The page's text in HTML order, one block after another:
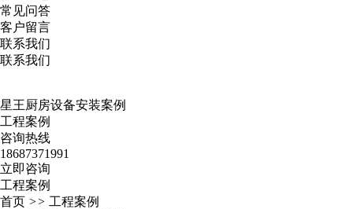
常见问答
客户留言
联系我们
联系我们
星王厨房设备安装案例
工程案例
咨询热线
18687371991
立即咨询
工程案例
首页 >> 工程案例